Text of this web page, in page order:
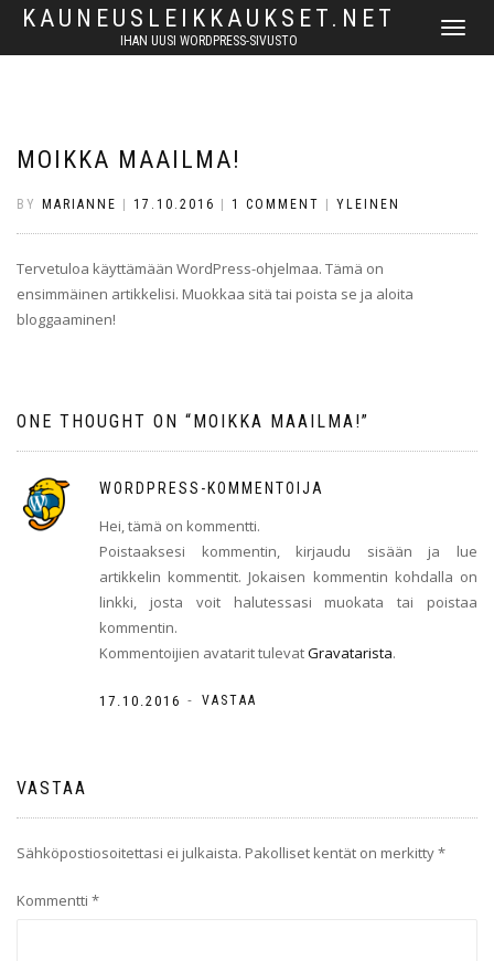
KAUNEUSLEIKKAUKSET.NET
IHAN UUSI WORDPRESS-SIVUSTO
TOGGLE
MOIKKA MAAILMA!
BY MARIANNE 17.10.2016 1 COMMENT YLEINEN
Tervetuloa käyttämään WordPress-ohjelmaa. Tämä on
ensimmäinen artikkelisi. Muokkaa sitä tai poista se ja aloita
bloggaaminen!
ONE THOUGHT ON “MOIKKA MAAILMA!”
WORDPRESS-KOMMENTOIJA
Hei, tämä on kommentti.
Poistaaksesi kommentin, kirjaudu sisään ja lue
artikkelin kommentit. Jokaisen kommentin kohdalla on
linkki, josta voit halutessasi muokata tai poistaa
kommentin.
Kommentoijien avatarit tulevatGravatarista.
17.10.2016 - VASTAA
VASTAA
Sähköpostiosoitettasi ei julkaista. Pakolliset kentät on merkitty*
Kommentti *